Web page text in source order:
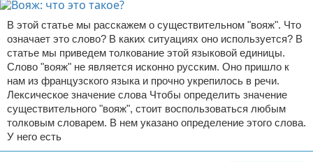
В этой статье мы расскажем о существительном "вояж". Что
означает это слово? В каких ситуациях оно используется? В
статье мы приведем толкование этой языковой единицы.
Слово "вояж" не является исконно русским. Оно пришло к
нам из французского языка и прочно укрепилось в речи.
Лексическое значение слова Чтобы определить значение
существительного "вояж", стоит воспользоваться любым
толковым словарем. В нем указано определение этого слова.
У него есть